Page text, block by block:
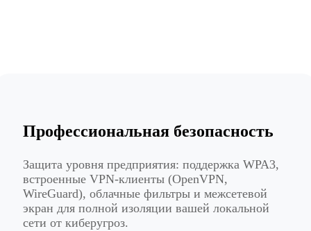
Профессиональная безопасность
Защита уровня предприятия: поддержка WPA3,
встроенные VPN-клиенты (OpenVPN,
WireGuard), облачные фильтры и межсетевой
экран для полной изоляции вашей локальной
сети от киберугроз.